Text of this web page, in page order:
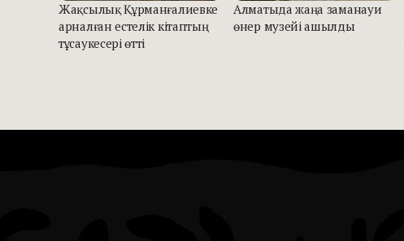
Жақсылық Құрманғалиевке
арналған естелік кітаптың
тұсаукесері өтті
Алматыда жаңа заманауи
өнер музейі ашылды